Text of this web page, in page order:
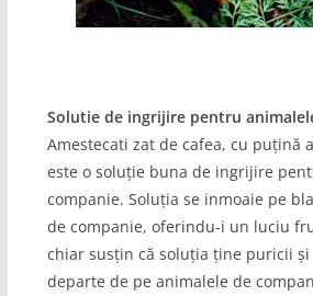
Solutie de ingrijire pentru
Amestecati zat de cafea, cu puțină
este o soluție buna de ingrijire
companie. Soluția se inmoaie pe
de companie, oferindu-i un luciu
chiar susțin că soluția ține puricii
departe de pe animalele de